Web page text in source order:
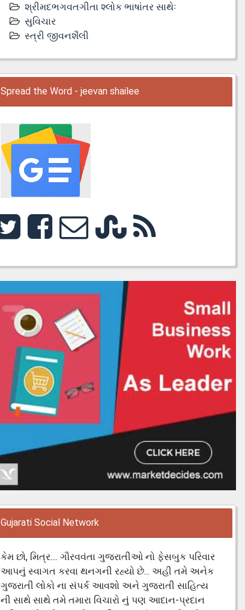
શ્રીમદભગવતગીતા શ્લોક ભાષાંતર સાથેઃ
સુવિચાર
સ્ત્રી જીવનશૈલી
Spread the Word - jeevan shailee
Gujarati Social Network
કેમ છો, મિત્ર.... ગૌરવવંતા ગુજરાતીઓ નો ફેસબુક પરિવાર
આપનું સ્વાગત કરવા થનગની રહ્યો છે... અહી તમે અનેક
ગુજરાતી લોકો ના સંપર્ક આવશો અને ગુજરાતી સાહિત્ય
ની સાથે સાથે તમે તમારા વિચારો નું પણ આદાન-પ્રદાન